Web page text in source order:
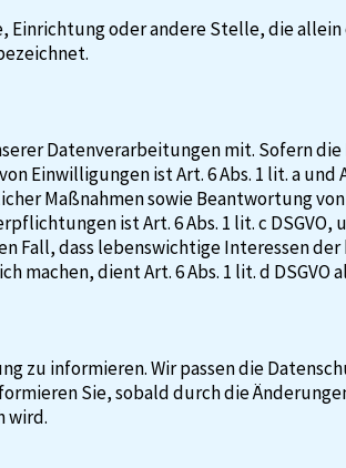
oder andere Stelle, die
Datenverarbeitungen mit. Sofern
Einwilligungen ist Art. 6 Abs. 1 lit. a und
Maßnahmen sowie Beantwortung von
ist Art. 6 Abs. 1 lit. c
Fall, dass lebenswichtige Interessen
dient Art. 6 Abs. 1 lit. d DSGVO
zu informieren. Wir passen die
Sie, sobald durch die
wird.